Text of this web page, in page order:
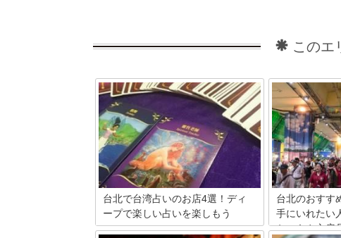
このエ
台北で台湾占いのお店4選！ディ
ープで楽しい占いを楽しもう
高い的中率を誇るといわれる台湾占い。
台北のおすす
手にいれたい
ケーキや文房